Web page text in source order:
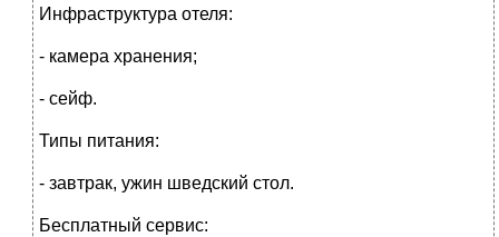
Инфраструктура отеля:
- камера хранения;
- сейф.
Типы питания:
- завтрак, ужин шведский стол.
Бесплатный сервис: